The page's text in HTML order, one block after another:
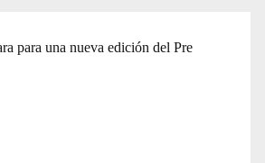
para una nueva edición del Pre